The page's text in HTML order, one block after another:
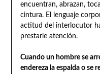
encuentran, abrazan,
cintura. El lenguaje
actitud del interlocutor
prestarle atención.
Cuando un hombre se
endereza la espalda o se